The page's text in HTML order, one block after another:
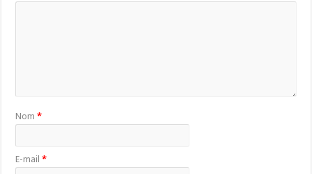
Nom*
E-mail*